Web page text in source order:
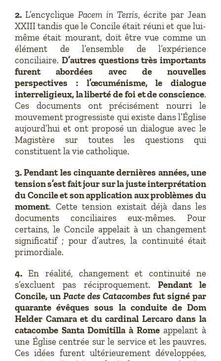
2. L’encyclique Pacem in Terris, écrite par Jean
XXIII tandis que le Concile était réuni et que lui-
même était mourant, doit être vue comme un
élément de l’ensemble de l’expérience
conciliaire. D’autres questions très importants
furent abordées avec de nouvelles
perspectives : l’œcuménisme, le dialogue
interreligieux, la liberté de foi et de conscience.
Ces documents ont précisément nourri le
mouvement progressiste qui existe dans l’Église
aujourd’hui et ont proposé un dialogue avec le
Magistère sur toutes les questions qui
constituent la vie catholique.
3. Pendant les cinquante dernières années, une
tension s’est fait jour sur la juste interprétation
du Concile et son application aux problèmes du
moment. Cette tension existait déjà dans les
documents conciliaires eux-mêmes. Pour
certains, le Concile appelait à un changement
significatif ; pour d’autres, la continuité était
primordiale.
4. En réalité, changement et continuité ne
s’excluent pas réciproquement.Pendant le
Concile, un Pacte des Catacombes fut signé par
quarante évêques sous la conduite de Dom
Helder Camara et du cardinal Lercaro dans la
catacombe Santa Domitilla à Romeappelant à
une Église centrée sur le service et les pauvres.
Ces idées furent ultérieurement développées,